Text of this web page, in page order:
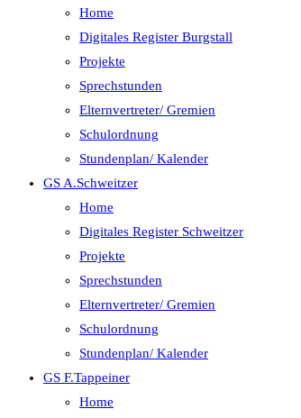
Home
Digitales Register Burgstall
Projekte
Sprechstunden
Elternvertreter/ Gremien
Schulordnung
Stundenplan/ Kalender
GS A.Schweitzer
Home
Digitales Register Schweitzer
Projekte
Sprechstunden
Elternvertreter/ Gremien
Schulordnung
Stundenplan/ Kalender
GS F.Tappeiner
Home